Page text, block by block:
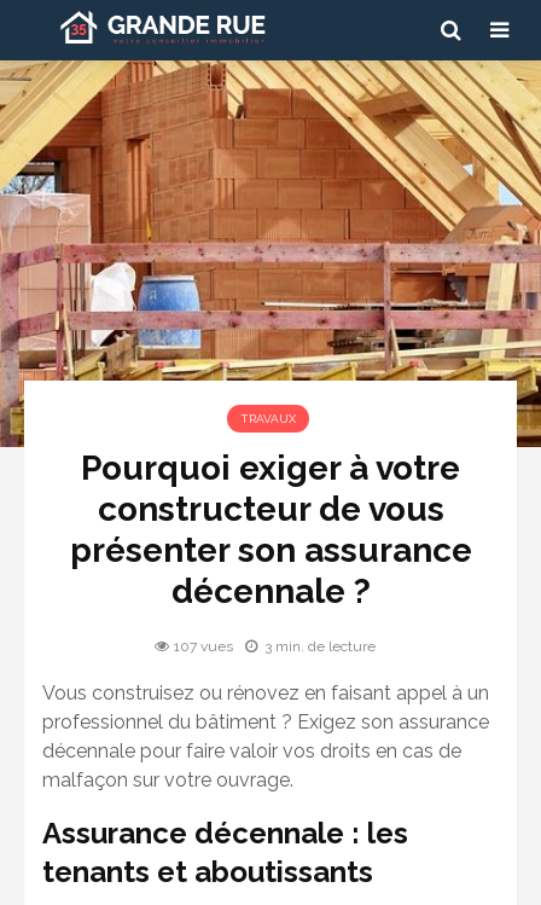
TRAVAUX
Pourquoi exiger à votre
constructeur de vous
présenter son assurance
décennale ?
107 vues 3 min. de lecture
Vous construisez ou rénovez en faisant appel à un
professionnel du bâtiment ? Exigez son assurance
décennale pour faire valoir vos droits en cas de
malfaçon sur votre ouvrage.
Assurance décennale : les
tenants et aboutissants